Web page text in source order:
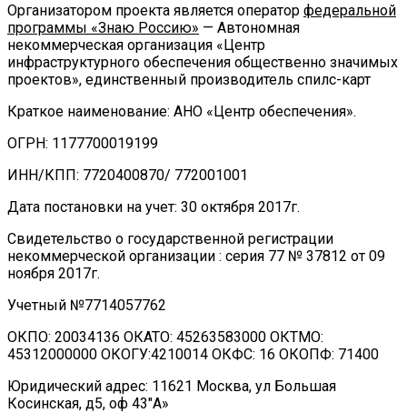
Организатором проекта является оператор федеральной
программы «Знаю Россию» — Автономная
некоммерческая организация «Центр
инфраструктурного обеспечения общественно значимых
проектов», единственный производитель спилс-карт
Краткое наименование: АНО «Центр обеспечения».
ОГРН: 1177700019199
ИНН/КПП: 7720400870/ 772001001
Дата постановки на учет: 30 октября 2017г.
Свидетельство о государственной регистрации
некоммерческой организации : серия 77 № 37812 от 09
ноября 2017г.
Учетный №7714057762
ОКПО: 20034136 ОКАТО: 45263583000 ОКТМО:
45312000000 ОКОГУ:4210014 ОКФС: 16 ОКОПФ: 71400
Юридический адрес: 11621 Москва, ул Большая
Косинская, д5, оф 43″А»